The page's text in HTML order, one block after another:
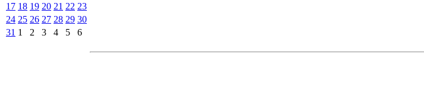
17 18 19 20 21 22 23
24 25 26 27 28 29 30
31 1 2 3 4 5 6